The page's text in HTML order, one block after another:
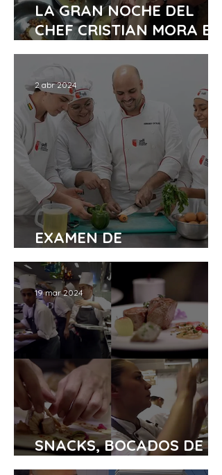
LA GRAN NOCHE DEL
CHEF CRISTIAN MORA EN
LA ACADEMIA
EXAMEN DE
GASTRONOMÍA
2 abr 2024
SNACKS, BOCADOS DE
UNA REVOLUCIÓN
19 mar 2024